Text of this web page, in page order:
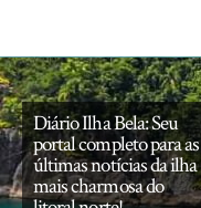
Diário Ilha Bela: Seu
portal completo para as
últimas notícias da ilha
mais charmosa do